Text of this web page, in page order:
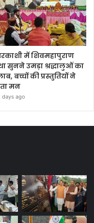
में शिवमहापुराण
सुनने उमड़ा श्रद्धालुओं का
बच्चों की प्रस्तुतियों ने
मन
days ago